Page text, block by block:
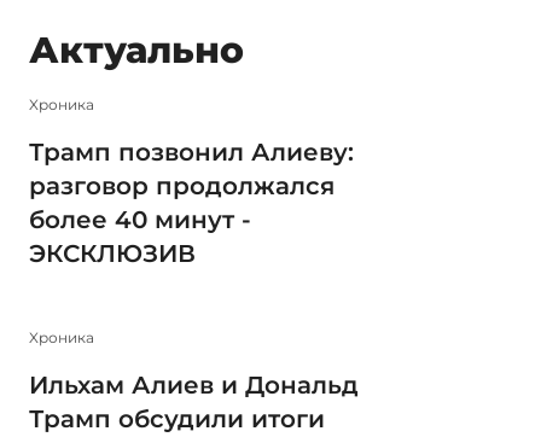
Актуально
Xроника
Трамп позвонил Алиеву:
разговор продолжался
более 40 минут -
ЭКСКЛЮЗИВ
Xроника
Ильхам Алиев и Дональд
Трамп обсудили итоги